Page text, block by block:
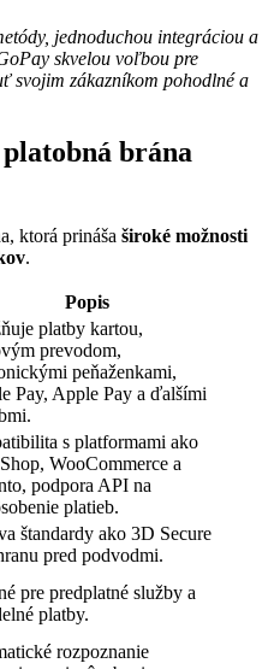
jednoduchou integráciou a
skvelou voľbou pre
svojim zákazníkom pohodlné a
brána
ktorá prináša široké možnosti
.
Popis
platby kartou,
prevodom,
peňaženkami,
Pay, Apple Pay a ďalšími
s platformami ako
WooCommerce a
podpora API na
platieb.
štandardy ako 3D Secure
pred podvodmi.
pre predplatné služby a
platby.
rozpoznanie